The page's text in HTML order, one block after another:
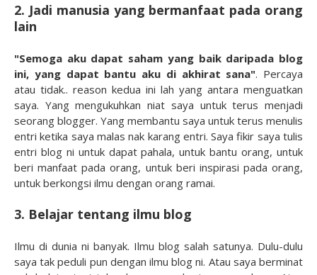
2. Jadi manusia yang bermanfaat pada orang
lain
"Semoga aku dapat saham yang baik daripada blog
ini, yang dapat bantu aku di akhirat sana". Percaya
atau tidak.. reason kedua ini lah yang antara menguatkan
saya. Yang mengukuhkan niat saya untuk terus menjadi
seorang blogger. Yang membantu saya untuk terus menulis
entri ketika saya malas nak karang entri. Saya fikir saya tulis
entri blog ni untuk dapat pahala, untuk bantu orang, untuk
beri manfaat pada orang, untuk beri inspirasi pada orang,
untuk berkongsi ilmu dengan orang ramai.
3. Belajar tentang ilmu blog
Ilmu di dunia ni banyak. Ilmu blog salah satunya. Dulu-dulu
saya tak peduli pun dengan ilmu blog ni. Atau saya berminat